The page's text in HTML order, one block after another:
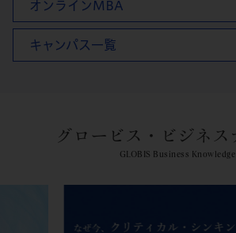
オンラインMBA
キャンパス一覧
グロービス・ビジネス
GLOBIS Business Knowledge